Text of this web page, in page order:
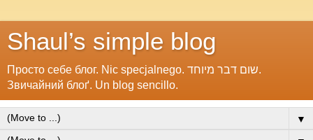
Shaul’s simple blog
Просто себе блог. Nic specjalnego. שום דבר מיוחד.
Звичайний блоґ. Un blog sencillo.
▼